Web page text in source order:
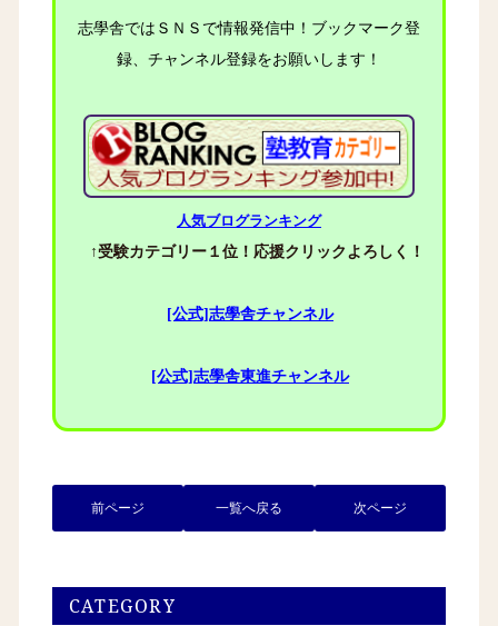
志學舎ではＳＮＳで情報発信中！ブックマーク登
録、チャンネル登録をお願いします！
人気ブログランキング
↑受験カテゴリー１位！応援クリックよろしく！
[公式]志學舎チャンネル
[公式]志學舎東進チャンネル
前ページ 一覧へ戻る 次ページ
CATEGORY